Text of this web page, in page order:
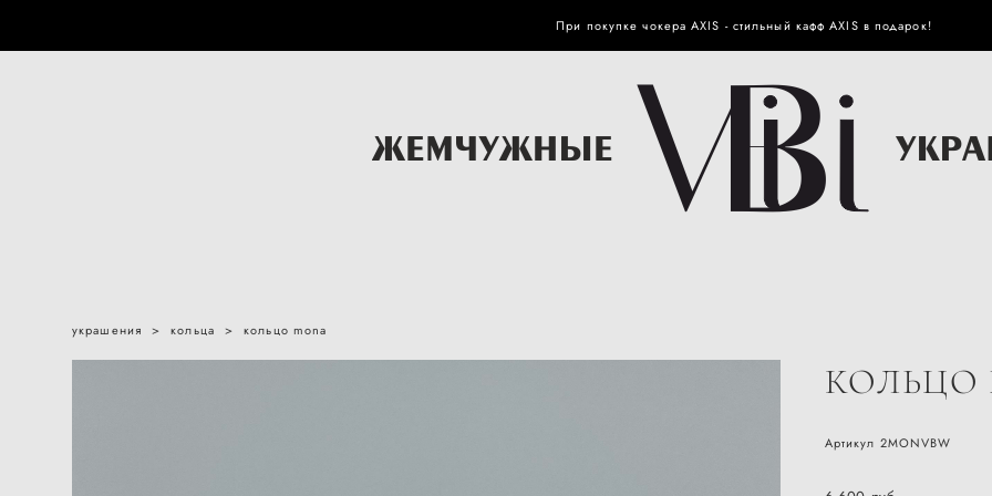
При покупке чокера AXIS - стильный кафф AXIS в подарок!
украшения > кольца > кольцо mona
КОЛЬЦО
Артикул 2MONVBW